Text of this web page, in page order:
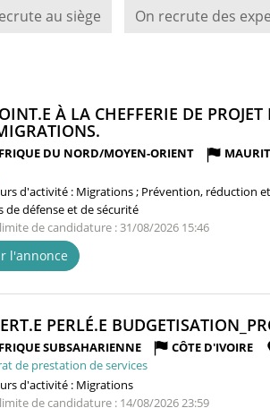
au siège On recrute des
À LA CHEFFERIE DE
FENÊTRE)
DU NORD/MOYEN-ORIENT
d'activité : Migrations ; Prévention, réduction
de défense et de sécurité
de candidature : 31/08/2026 15:46
l'annonce
PERLÉ.E
SUBSAHARIENNE CÔTE D'IVOIRE
de prestation de services
d'activité : Migrations
de candidature : 14/08/2026 23:59